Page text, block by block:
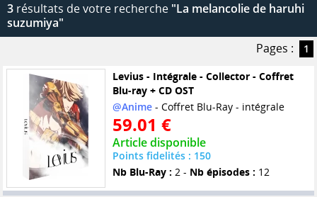
3 résultats de votre recherche "La melancolie de haruhi
suzumiya"
Pages :
1
Levius - Intégrale - Collector - Coffret
Blu-ray + CD OST
@Anime- Coffret Blu-Ray - intégrale
59.01 €
Article disponible
Points fidelités : 150
Nb Blu-Ray : 2 - Nb épisodes : 12